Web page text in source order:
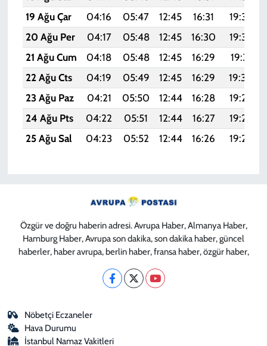
19 Ağu Çar
04:16 05:47 12:45 16:31 19:34
20 Ağu Per
04:17 05:48 12:45 16:30 19:33
21 Ağu Cum
04:18 05:48 12:45 16:29 19:31
22 Ağu Cts
04:19 05:49 12:45 16:29 19:30
23 Ağu Paz
04:21 05:50 12:44 16:28 19:29
24 Ağu Pts
04:22 05:51 12:44 16:27 19:27
25 Ağu Sal
04:23 05:52 12:44 16:26 19:26
Özgür ve doğru haberin adresi. Avrupa Haber, Almanya Haber,
Hamburg Haber, Avrupa son dakika, son dakika haber, güncel
haberler, haber avrupa, berlin haber, fransa haber, özgür haber,
Nöbetçi Eczaneler
Hava Durumu
İstanbul Namaz Vakitleri